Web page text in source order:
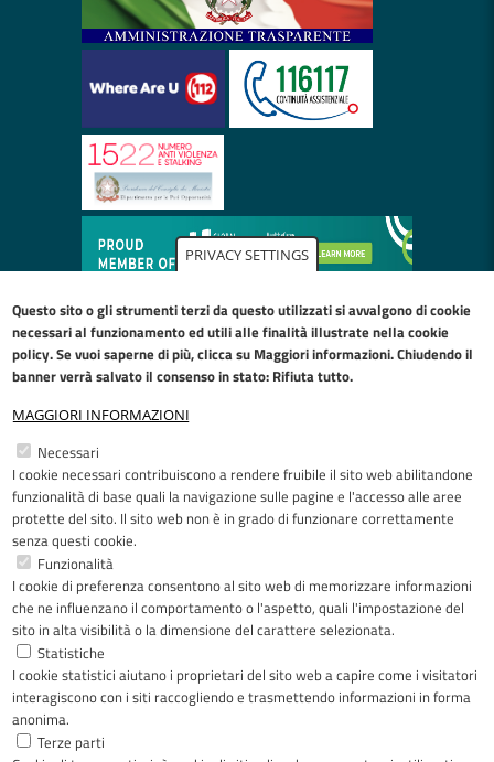
PRIVACY SETTINGS
Questo sito o gli strumenti terzi da questo utilizzati si avvalgono di cookie
necessari al funzionamento ed utili alle finalità illustrate nellacookie
policy. Se vuoi saperne di più, clicca su Maggiori informazioni. Chiudendo il
banner verrà salvato il consenso in stato: Rifiuta tutto.
MAGGIORI INFORMAZIONI
Necessari
I cookie necessari contribuiscono a rendere fruibile il sito web abilitandone
funzionalità di base quali la navigazione sulle pagine e l'accesso alle aree
protette del sito. Il sito web non è in grado di funzionare correttamente
senza questi cookie.
Funzionalità
I cookie di preferenza consentono al sito web di memorizzare informazioni
che ne influenzano il comportamento o l'aspetto, quali l'impostazione del
sito in alta visibilità o la dimensione del carattere selezionata.
Statistiche
I cookie statistici aiutano i proprietari del sito web a capire come i visitatori
interagiscono con i siti raccogliendo e trasmettendo informazioni in forma
anonima.
Terze parti
Restiamo in contatto
FacebookYouTubeLinkedInInstagram
Riconoscimenti